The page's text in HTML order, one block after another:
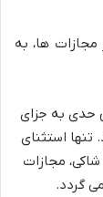
ها، به
حدی به جزای
تنها استثنای
مجازات
گردد.